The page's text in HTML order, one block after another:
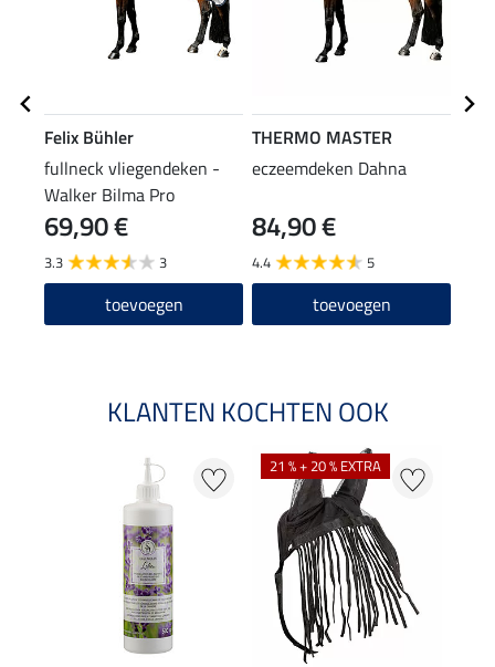
Felix Bühler
fullneck vliegendeken -
Walker Bilma Pro
69,90 €
3.3 3
toevoegen
THERMO MASTER
eczeemdeken Dahna
84,90 €
4.4 5
toevoegen
KLANTEN KOCHTEN OOK
21 % + 20 % EXTRA